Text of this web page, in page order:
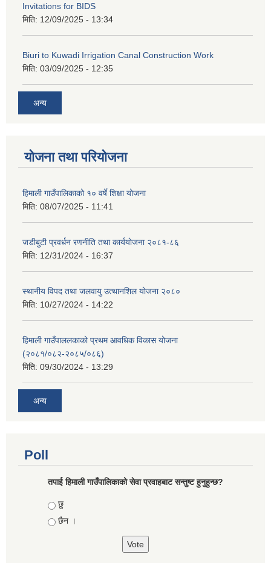
Invitations for BIDS
मिति: 12/09/2025 - 13:34
Biuri to Kuwadi Irrigation Canal Construction Work
मिति: 03/09/2025 - 12:35
अन्य
योजना तथा परियोजना
हिमाली गाउँपालिकाको १० वर्षे शिक्षा योजना
मिति: 08/07/2025 - 11:41
जडीबुटी प्रवर्धन रणनीति तथा कार्ययाेजना २०८१-८६
मिति: 12/31/2024 - 16:37
स्थानीय विपद तथा जलवायु उत्थानशिल योजना २०८०
मिति: 10/27/2024 - 14:22
हिमाली गाउँपाललकाको प्रथम आवधिक विकास योजना
(२०८१/०८२-२०८५/०८६)
मिति: 09/30/2024 - 13:29
अन्य
Poll
तपाई हिमाली गाउँपालिकाको सेवा प्रवाहबाट सन्तुष्ट हुनुहुन्छ?
Choices
छु
छैन ।